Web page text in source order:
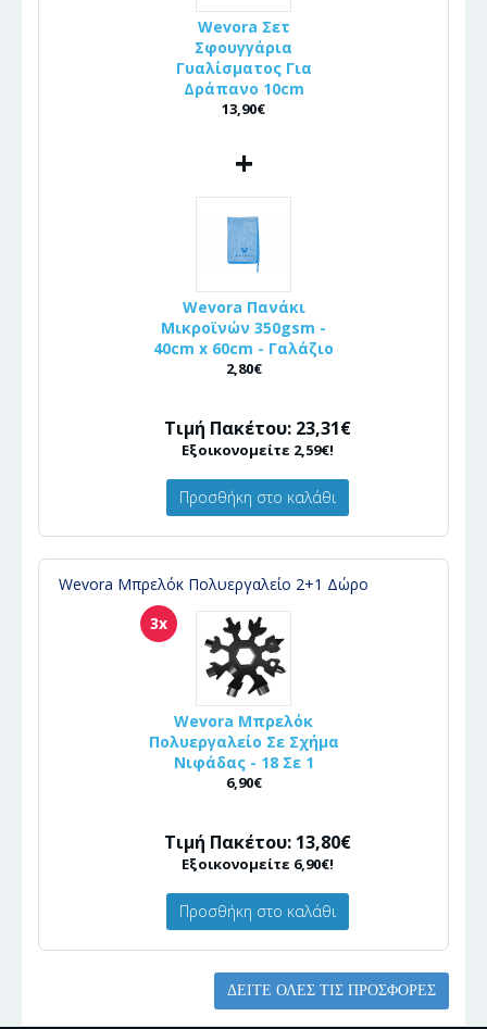
Wevora Σετ
Σφουγγάρια
Γυαλίσματος Για
Δράπανο 10cm
13,90€
+
Wevora Πανάκι
Μικροϊνών 350gsm -
40cm x 60cm - Γαλάζιο
2,80€
Τιμή Πακέτου: 23,31€
Εξοικονομείτε 2,59€!
Προσθήκη στο καλάθι
Wevora Μπρελόκ Πολυεργαλείο 2+1 Δώρο
3x
Wevora Μπρελόκ
Πολυεργαλείο Σε Σχήμα
Νιφάδας - 18 Σε 1
6,90€
Τιμή Πακέτου: 13,80€
Εξοικονομείτε 6,90€!
Προσθήκη στο καλάθι
ΔΕΊΤΕ ΌΛΕΣ ΤΙΣ ΠΡΟΣΦΟΡΈΣ